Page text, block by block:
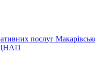
послуг
ЦНАП